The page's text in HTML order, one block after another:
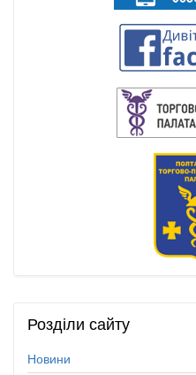
Розділи сайту
Новини